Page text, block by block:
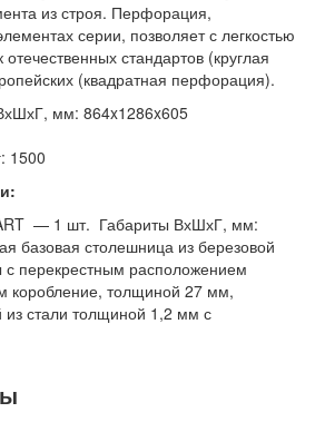
грузов
SF
из строя. Перфорация,
серии, позволяет с легкостью
стандартов (круглая
(квадратная перфорация).
мм: 864x1286x605
1500
— 1 шт. Габариты ВхШхГ, мм:
базовая столешница из березовой
перекрестным расположением
коробление, толщиной 27 мм,
из стали толщиной 1,2 мм с
съемной полкой. Дверцы тумб
стороны открывания двери.